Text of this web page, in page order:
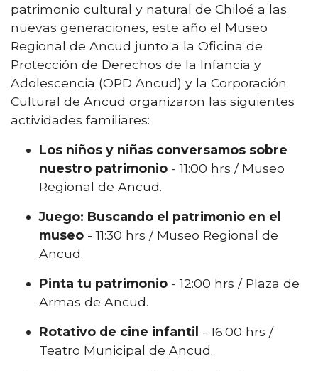
patrimonio cultural y natural de Chiloé a las
nuevas generaciones, este año el Museo
Regional de Ancud junto a la Oficina de
Protección de Derechos de la Infancia y
Adolescencia (OPD Ancud) y la Corporación
Cultural de Ancud organizaron las siguientes
actividades familiares:
Los niños y niñas conversamos sobre
nuestro patrimonio - 11:00 hrs / Museo
Regional de Ancud.
Juego: Buscando el patrimonio en el
museo - 11:30 hrs / Museo Regional de
Ancud.
Pinta tu patrimonio - 12:00 hrs / Plaza de
Armas de Ancud.
Rotativo de cine infantil - 16:00 hrs /
Teatro Municipal de Ancud.